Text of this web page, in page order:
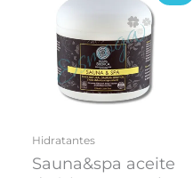
Hidratantes
Sauna&spa aceite